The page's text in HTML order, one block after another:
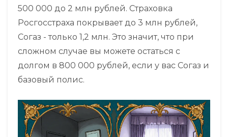
500 000 до 2 млн рублей. Страховка
Росгосстраха покрывает до 3 млн рублей,
Согаз - только 1,2 млн. Это значит, что при
сложном случае вы можете остаться с
долгом в 800 000 рублей, если у вас Согаз и
базовый полис.